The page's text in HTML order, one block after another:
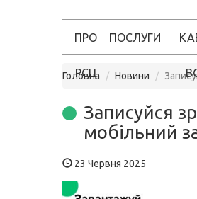
ПРО
РСЦ
ПОСЛУГИ
Головна Новини
Записуйся
мобільний
23 Червня 2025